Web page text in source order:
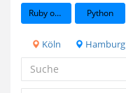
Ruby on Rails Python
Köln Hamburg